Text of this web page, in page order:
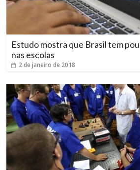
Estudo mostra que Brasil tem
nas escolas
2 de janeiro de 2018